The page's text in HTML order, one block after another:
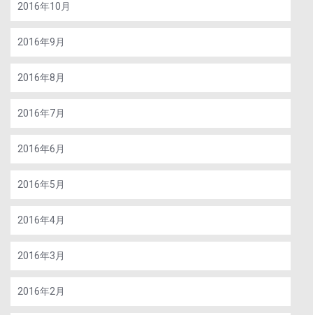
2016年10月
2016年9月
2016年8月
2016年7月
2016年6月
2016年5月
2016年4月
2016年3月
2016年2月